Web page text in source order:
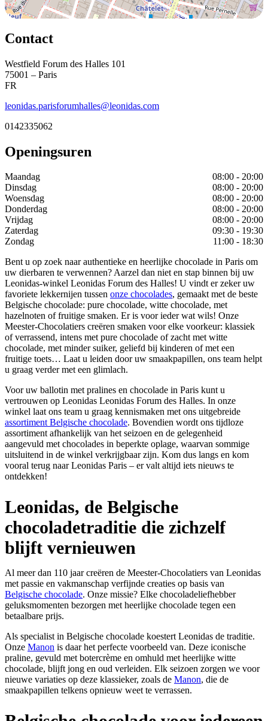
Contact
Westfield Forum des Halles 101
75001 – Paris
FR
leonidas.parisforumhalles@leonidas.com
0142335062
Openingsuren
Maandag
08:00 - 20:00
Dinsdag
08:00 - 20:00
Woensdag
08:00 - 20:00
Donderdag
08:00 - 20:00
Vrijdag
08:00 - 20:00
Zaterdag
09:30 - 19:30
Zondag
11:00 - 18:30
Bent u op zoek naar authentieke en heerlijke chocolade in Paris om
uw dierbaren te verwennen? Aarzel dan niet en stap binnen bij uw
Leonidas-winkel Leonidas Forum des Halles! U vindt er zeker uw
favoriete lekkernijen tussen onze chocolades, gemaakt met de beste
Belgische chocolade: pure chocolade, witte chocolade, met
hazelnoten of fruitige smaken. Er is voor ieder wat wils! Onze
Meester-Chocolatiers creëren smaken voor elke voorkeur: klassiek
of verrassend, intens met pure chocolade of zacht met witte
chocolade, met minder suiker, geliefd bij kinderen of met een
fruitige toets… Laat u leiden door uw smaakpapillen, ons team helpt
u graag verder met een glimlach.
Voor uw ballotin met pralines en chocolade in Paris kunt u
vertrouwen op Leonidas Leonidas Forum des Halles. In onze
winkel laat ons team u graag kennismaken met ons uitgebreide
assortiment Belgische chocolade. Bovendien wordt ons tijdloze
assortiment afhankelijk van het seizoen en de gelegenheid
aangevuld met chocolades in beperkte oplage, waarvan sommige
uitsluitend in de winkel verkrijgbaar zijn. Kom dus langs en kom
vooral terug naar Leonidas Paris – er valt altijd iets nieuws te
ontdekken!
Leonidas, de Belgische
chocoladetraditie die zichzelf
blijft vernieuwen
Al meer dan 110 jaar creëren de Meester-Chocolatiers van Leonidas
met passie en vakmanschap verfijnde creaties op basis van
Belgische chocolade. Onze missie? Elke chocoladeliefhebber
geluksmomenten bezorgen met heerlijke chocolade tegen een
betaalbare prijs.
Als specialist in Belgische chocolade koestert Leonidas de traditie.
Onze Manon is daar het perfecte voorbeeld van. Deze iconische
praline, gevuld met botercrème en omhuld met heerlijke witte
chocolade, blijft jong en oud verleiden. Elk seizoen zorgen we voor
nieuwe variaties op deze klassieker, zoals de Manon, die de
smaakpapillen telkens opnieuw weet te verrassen.